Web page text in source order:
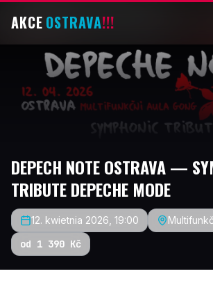
AKCE OSTRAVA!!!
DEPECH NOTE OSTRAVA —
TRIBUTE DEPECHE MODE
12. kwietnia 2026, 19:00
od 1 390 Kč